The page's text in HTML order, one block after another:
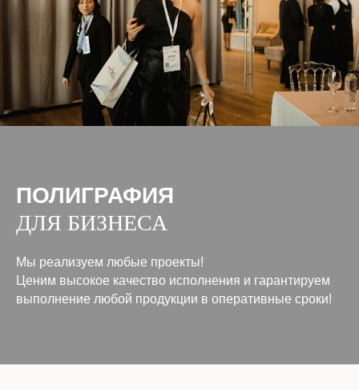
ПОЛИГРАФИЯ
ДЛЯ БИЗНЕСА
Мы реализуем любые проекты!
Ценим высокое качество исполнения и гарантируем
выполнение любой продукции в оперативные сроки!